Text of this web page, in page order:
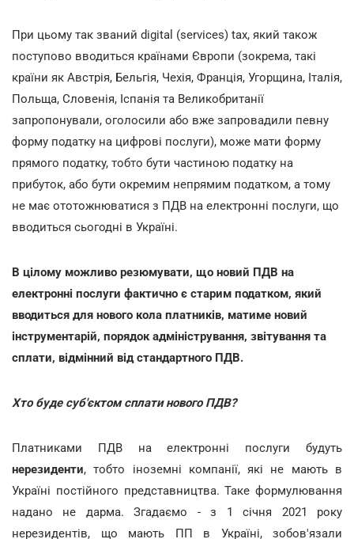
При цьому так званий digital (services) tax, який також
поступово вводиться країнами Європи (зокрема, такі
країни як Австрія, Бельгія, Чехія, Франція, Угорщина, Італія,
Польща, Словенія, Іспанія та Великобританії
запропонували, оголосили або вже запровадили певну
форму податку на цифрові послуги), може мати форму
прямого податку, тобто бути частиною податку на
прибуток, або бути окремим непрямим податком, а тому
не має ототожнюватися з ПДВ на електронні послуги, що
вводиться сьогодні в Україні.
В цілому можливо резюмувати, що новий ПДВ на
електронні послуги фактично є старим податком, який
вводиться для нового кола платників, матиме новий
інструментарій, порядок адміністрування, звітування та
сплати, відмінний від стандартного ПДВ.
Хто буде суб'єктом сплати нового ПДВ?
Платниками ПДВ на електронні послуги будуть
нерезиденти, тобто іноземні компанії, які не мають в
Україні постійного представництва. Таке формулювання
надано не дарма. Згадаємо - з 1 січня 2021 року
нерезидентів, що мають ПП в Україні, зобов'язали